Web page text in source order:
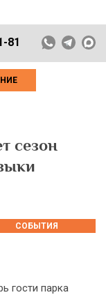
81
сезон
СОБЫТИЯ
гости парка